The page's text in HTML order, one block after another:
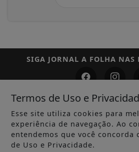
SIGA JORNAL A FOLHA NAS
/ NOTÍCIAS
GERAL
Termos de Uso e
Esse site utiliza cookies para
experiência de navegação. Ao
entendemos que você concorda
de Uso e Privacidade.